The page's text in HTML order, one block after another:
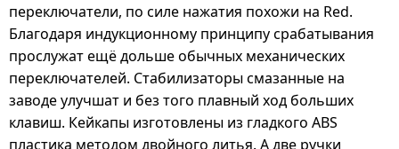
переключатели, по силе нажатия похожи на Red.
Благодаря индукционному принципу срабатывания
прослужат ещё дольше обычных механических
переключателей. Стабилизаторы смазанные на
заводе улучшат и без того плавный ход больших
клавиш. Кейкапы изготовлены из гладкого ABS
пластика методом двойного литья. А две ручки